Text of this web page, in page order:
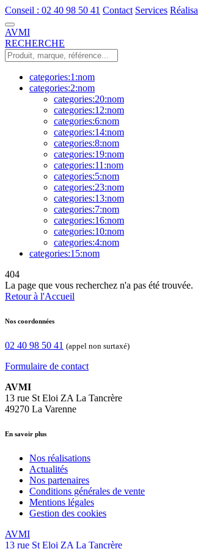
Conseil : 02 40 98 50 41 Contact Services
AVMI
RECHERCHE
categories:1:nom
categories:2:nom
categories:20:nom
categories:12:nom
categories:6:nom
categories:14:nom
categories:8:nom
categories:19:nom
categories:11:nom
categories:5:nom
categories:23:nom
categories:13:nom
categories:7:nom
categories:16:nom
categories:10:nom
categories:4:nom
categories:15:nom
404
La page que vous recherchez n'a pas été trouvée.
Retour à l'Accueil
Nos coordonnées
02 40 98 50 41 (appel non surtaxé)
Formulaire de contact
AVMI
13 rue St Eloi ZA La Tancrère
49270 La Varenne
En savoir plus
Nos réalisations
Actualités
Nos partenaires
Conditions générales de vente
Mentions légales
Gestion des cookies
AVMI
13 rue St Eloi ZA La Tancrère